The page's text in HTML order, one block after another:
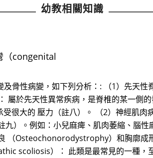
幼教相關知識
（congenital
骨性病變，如下列分析：: （1）先天
於先天性異常疾病，是脊椎的某一側
很大的 壓力（註八）。 （2）神經肌
）。例如：小兒麻痺、肌肉萎縮、腦
（Osteochonorodystrophy）和胸廓
scoliosis）： 此類是最常見的一種，